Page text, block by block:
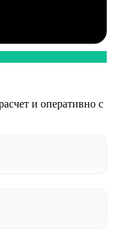
и оперативно с